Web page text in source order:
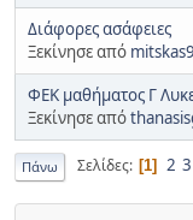
Διάφορες ασάφειες
Ξεκίνησε από mitskas9
ΦΕΚ μαθήματος Γ
Ξεκίνησε από
Πάνω Σελίδες 1 2 3